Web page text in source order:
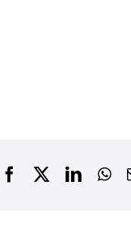
do BNDES,
Facebook